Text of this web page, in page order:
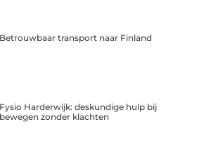
Betrouwbaar transport naar Finland
Fysio Harderwijk: deskundige hulp bij
bewegen zonder klachten